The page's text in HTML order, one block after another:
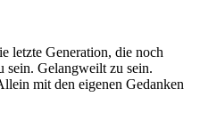
letzte Generation, die noch
Gelangweilt zu sein.
mit den eigenen Gedanken